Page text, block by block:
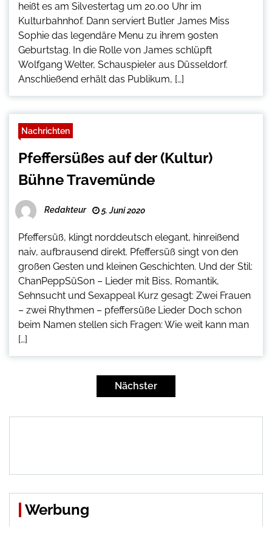
heißt es am Silvestertag um 20.00 Uhr im
Kulturbahnhof. Dann serviert Butler James Miss
Sophie das legendäre Menu zu ihrem 90sten
Geburtstag. In die Rolle von James schlüpft
Wolfgang Welter, Schauspieler aus Düsseldorf.
Anschließend erhält das Publikum, […]
Nachrichten
Pfeffersüßes auf der (Kultur)
Bühne Travemünde
Redakteur 5. Juni 2020
Pfeffersüß, klingt norddeutsch elegant, hinreißend
naiv, aufbrausend direkt. Pfeffersüß singt von den
großen Gesten und kleinen Geschichten. Und der Stil:
ChanPeppSüSon – Lieder mit Biss, Romantik,
Sehnsucht und Sexappeal Kurz gesagt: Zwei Frauen
– zwei Rhythmen – pfeffersüße Lieder Doch schon
beim Namen stellen sich Fragen: Wie weit kann man
[…]
Nächster
Werbung